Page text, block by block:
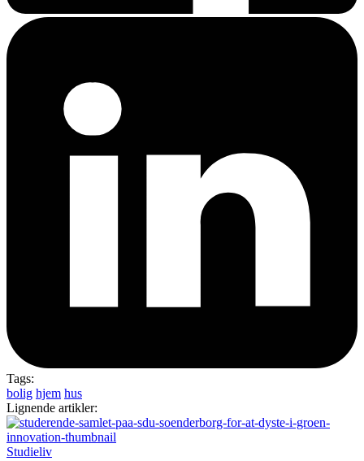
Tags:
bolig hjem hus
Lignende artikler:
Studieliv